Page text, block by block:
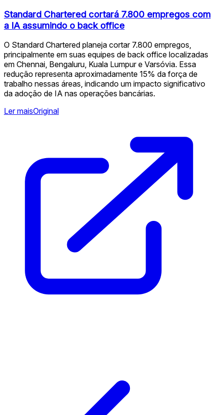
Standard Chartered cortará 7.800 empregos com
a IA assumindo o back office
O Standard Chartered planeja cortar 7.800 empregos,
principalmente em suas equipes de back office localizadas
em Chennai, Bengaluru, Kuala Lumpur e Varsóvia. Essa
redução representa aproximadamente 15% da força de
trabalho nessas áreas, indicando um impacto significativo
da adoção de IA nas operações bancárias.
Ler maisOriginal